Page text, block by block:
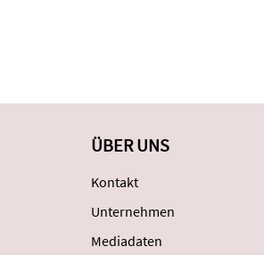
ÜBER UNS
Kontakt
Unternehmen
Mediadaten